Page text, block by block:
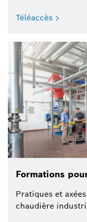
Téléaccès
Formations
Pratiques et
chaudière